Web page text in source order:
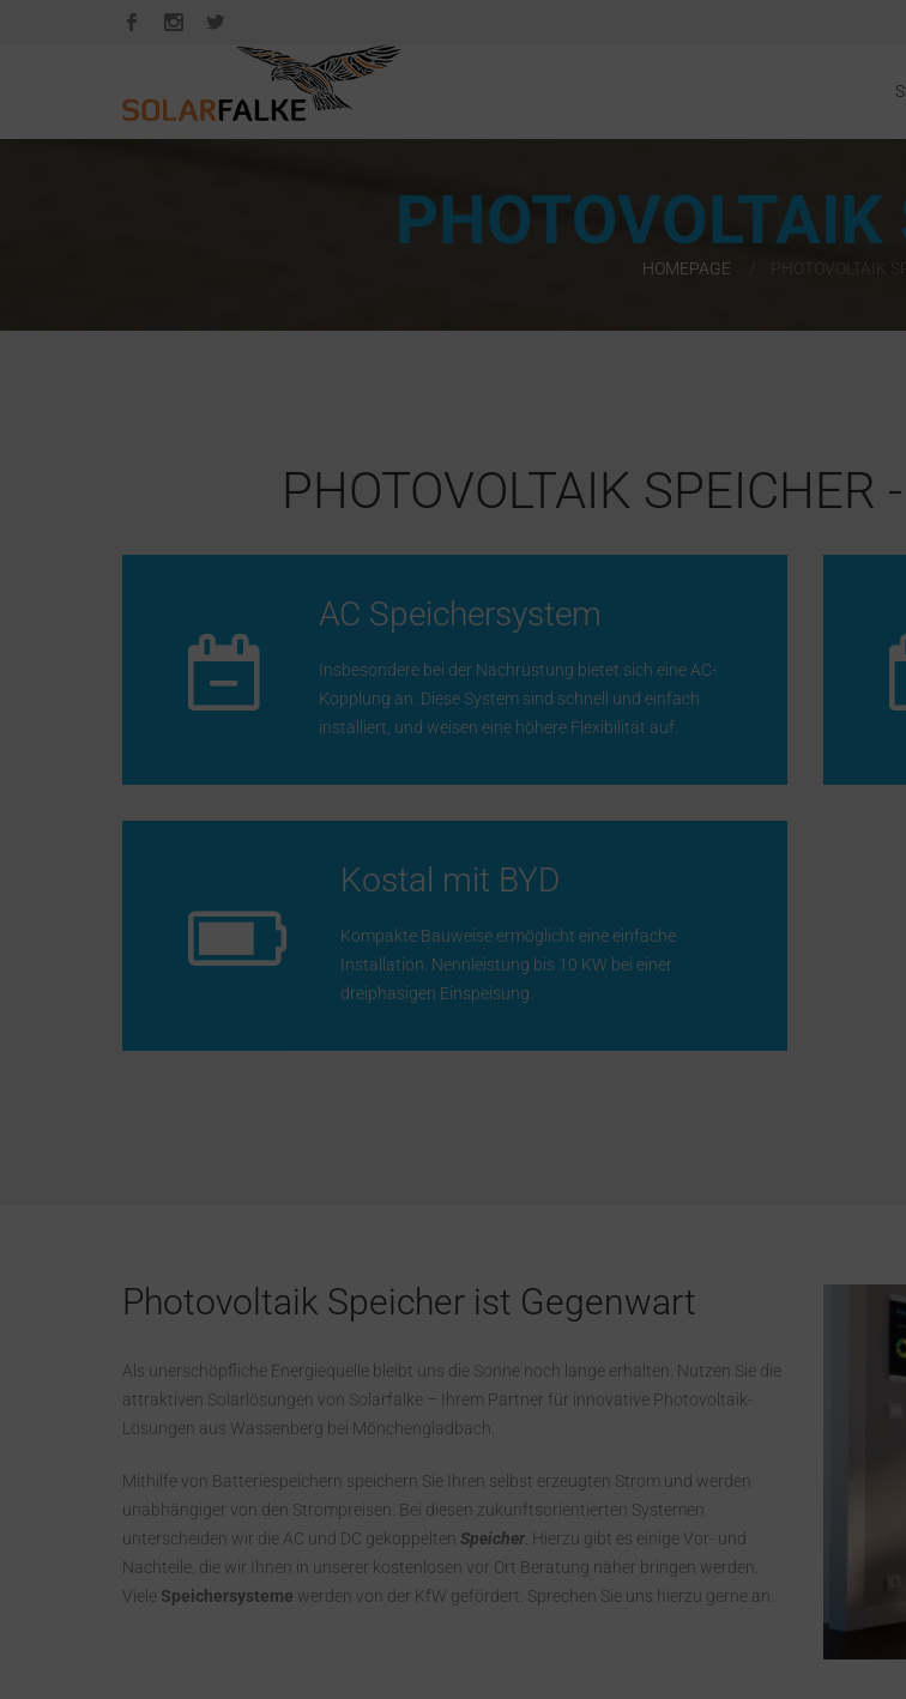
PHOTOVOLTAIK
HOMEPAGE PHOTOVOLTAIK
PHOTOVOLTAIK SPEICHER
AC Speichersystem
Insbesondere bei der Nachrüstung bietet sich eine AC-
Kopplung an. Diese System sind schnell und einfach
installiert, und weisen eine höhere Flexibilität auf.
Kostal mit BYD
Kompakte Bauweise ermöglicht eine einfache
Installation. Nennleistung bis 10 KW bei einer
dreiphasigen Einspeisung.
Photovoltaik Speicher ist Gegenwart
Als unerschöpfliche Energiequelle bleibt uns die Sonne noch lange erhalten. Nutzen Sie die
attraktiven Solarlösungen von Solarfalke – Ihrem Partner für innovative Photovoltaik-
Lösungen aus Wassenberg bei Mönchengladbach.
Mithilfe von Batteriespeichern speichern Sie Ihren selbst erzeugten Strom und werden
unabhängiger von den Strompreisen. Bei diesen zukunftsorientierten Systemen
unterscheiden wir die AC und DC gekoppelten Speicher . Hierzu gibt es einige Vor- und
Nachteile, die wir Ihnen in unserer kostenlosen vor Ort Beratung näher bringen werden.
Viele Speichersysteme werden von der KfW gefördert. Sprechen Sie uns hierzu gerne an.